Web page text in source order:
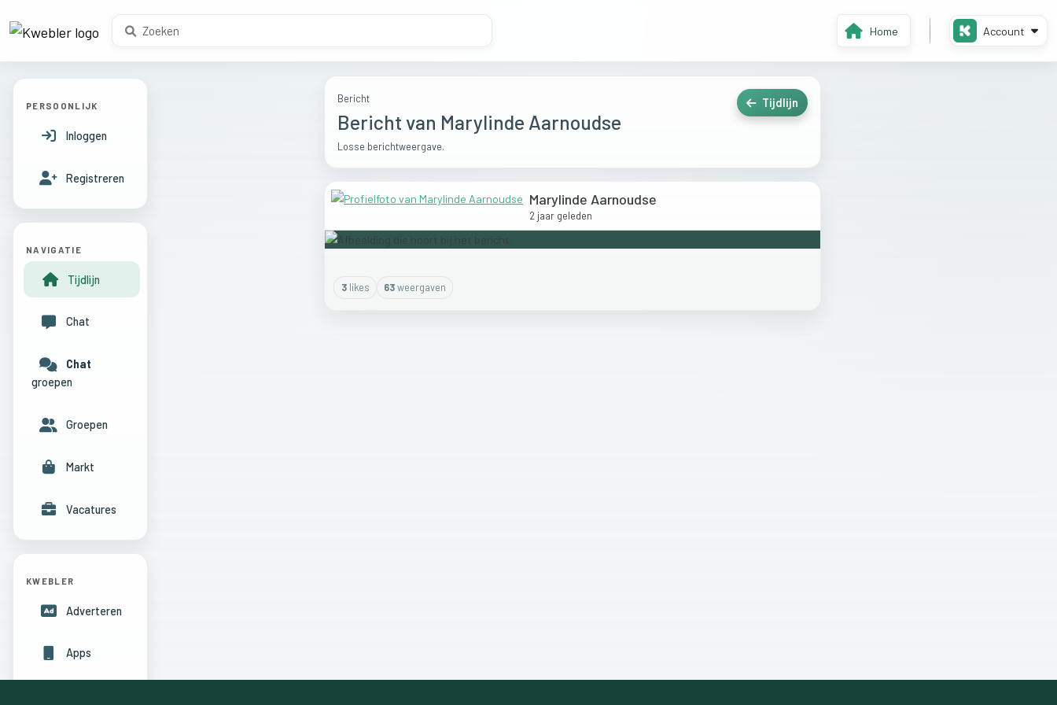
Home Account
Bericht
Bericht van Marylinde Aarnoudse
Losse berichtweergave.
Tijdlijn
Marylinde Aarnoudse
2 jaar geleden
3likes 63weergaven
PERSOONLIJK
Inloggen
Registreren
NAVIGATIE
Tijdlijn
Chat
Chat
groepen
Groepen
Markt
Vacatures
KWEBLER
Adverteren
Apps